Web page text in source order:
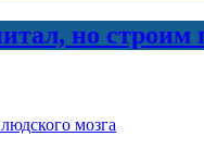
но